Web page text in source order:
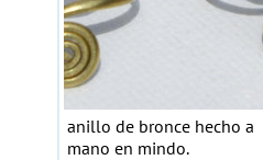
anillo de bronce hecho a
mano en mindo.